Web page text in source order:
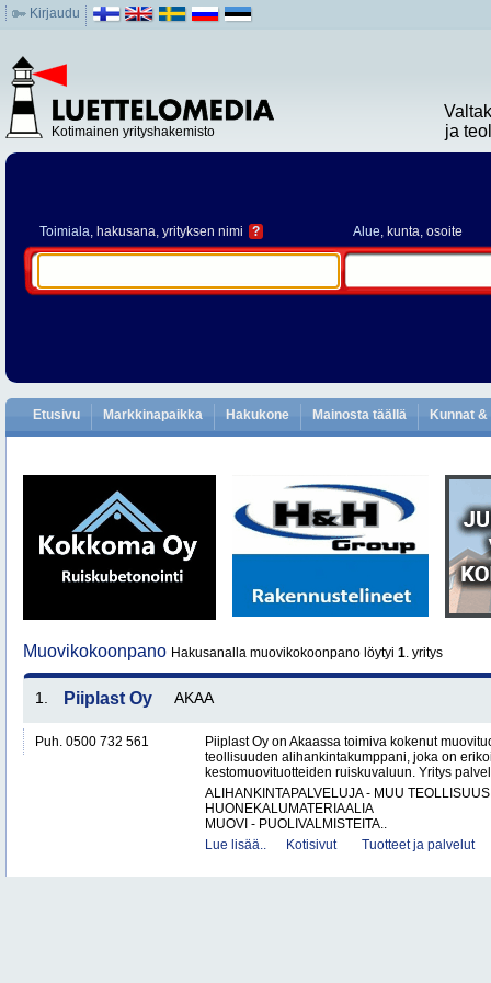
Kirjaudu
Kotimainen yrityshakemisto
ja
Toimiala, hakusana, yrityksen nimi ? Alue, kunta, osoite
Etusivu Markkinapaikka Hakukone Mainosta täällä Kunnat
Muovikokoonpano Hakusanalla muovikokoonpano löytyi 1. yritys
1. Piiplast Oy AKAA
Puh. 0500 732 561
Piiplast Oy on Akaassa toimiva kokenut
teollisuuden alihankintakumppani, joka on
kestomuovituotteiden ruiskuvaluun. Yritys
ALIHANKINTAPALVELUJA - MUU TEOLLISUUS
HUONEKALUMATERIAALIA
MUOVI - PUOLIVALMISTEITA..
Lue lisää..
Kotisivut Tuotteet ja palvelut